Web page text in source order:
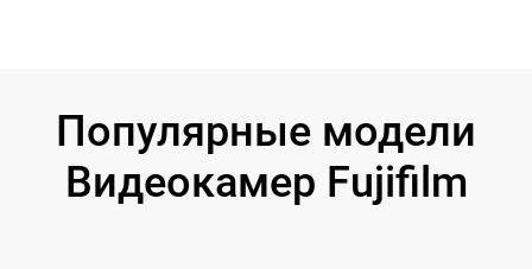
Популярные модели
Видеокамер Fujifilm